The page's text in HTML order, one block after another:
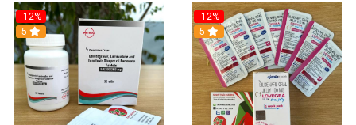
-12%
5
-12%
5